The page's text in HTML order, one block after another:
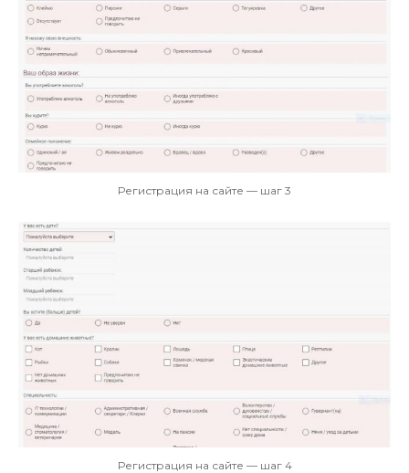
Регистрация на сайте — шаг 3
Регистрация на сайте — шаг 4